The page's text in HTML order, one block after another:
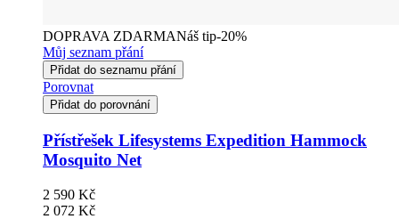
DOPRAVA ZDARMANáš tip-20%
Můj seznam přání
Přidat do seznamu přání
Porovnat
Přidat do porovnání
Přístřešek Lifesystems Expedition Hammock
Mosquito Net
2 590 Kč
2 072 Kč